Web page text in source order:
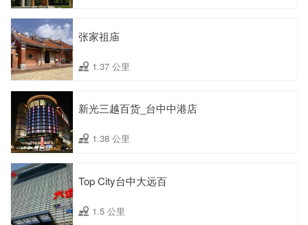
张家祖庙
1.37 公里
新光三越百货_台中中港店
1.38 公里
Top City台中大远百
1.5 公里